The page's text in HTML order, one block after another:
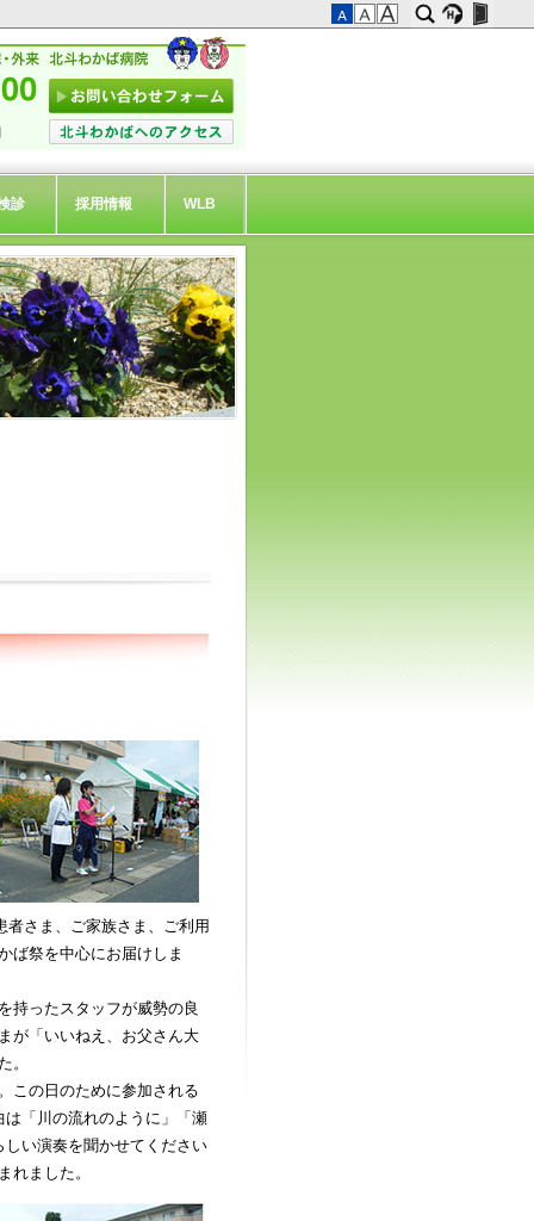
診 採用情報 WLB
さま、ご家族さま、ご利用
ば祭を中心にお届けしま
持ったスタッフが威勢の良
が「いいねえ、お父さん大
。
この日のために参加される
「川の流れのように」「瀬
い演奏を聞かせてください
れました。